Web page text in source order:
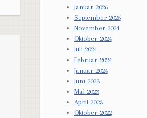
Januar 2026
September 2025
November 2024
Oktober 2024
Juli 2024
Februar 2024
Januar 2024
Juni 2023
Mai 2023
April 2023
Oktober 2022